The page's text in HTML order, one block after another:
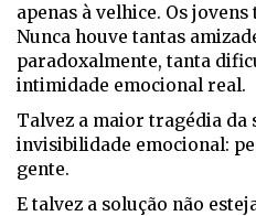
apenas à velhice. Os
Nunca houve tantas
paradoxalmente, tanta
intimidade emocional real.
Talvez a maior tragédia da
invisibilidade emocional:
gente.
E talvez a solução não